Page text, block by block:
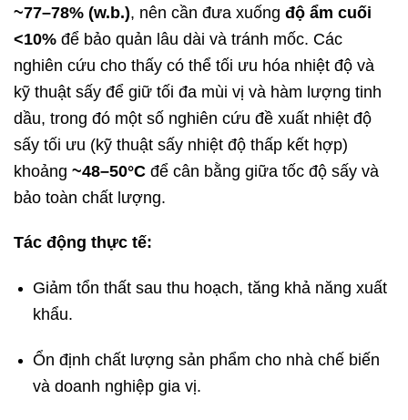
~77–78% (w.b.), nên cần đưa xuống độ ẩm cuối
<10% để bảo quản lâu dài và tránh mốc. Các
nghiên cứu cho thấy có thể tối ưu hóa nhiệt độ và
kỹ thuật sấy để giữ tối đa mùi vị và hàm lượng tinh
dầu, trong đó một số nghiên cứu đề xuất nhiệt độ
sấy tối ưu (kỹ thuật sấy nhiệt độ thấp kết hợp)
khoảng ~48–50°C để cân bằng giữa tốc độ sấy và
bảo toàn chất lượng.
Tác động thực tế:
Giảm tổn thất sau thu hoạch, tăng khả năng xuất
khẩu.
Ổn định chất lượng sản phẩm cho nhà chế biến
và doanh nghiệp gia vị.